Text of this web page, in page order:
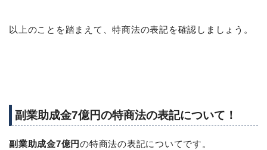
以上のことを踏まえて、特商法の表記を確認しましょう。
副業助成金7億円の特商法の表記について！
副業助成金7億円の特商法の表記についてです。